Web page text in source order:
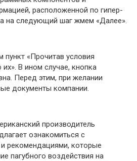
расположенной по гипер-
на следующий шаг жмем «Далее».
«Прочитав условия
В ином случае, кнопка
Перед этим, при желании
документы компании.
производитель
ознакомиться с
рекомендациями, которые
пагубного воздействия на